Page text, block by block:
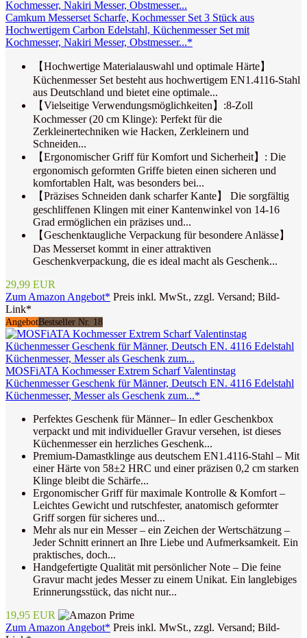
Camkum Messerset Scharfe, Kochmesser Set 3 Stück aus
Hochwertigem Carbon Edelstahl, Küchenmesser Set mit
Kochmesser, Nakiri Messer, Obstmesser...*
【Hochwertige Materialauswahl und optimale Härte】
Küchenmesser Set besteht aus hochwertigem EN1.4116-Stahl
aus Deutschland und bietet eine optimale...
【Vielseitige Verwendungsmöglichkeiten】:8-Zoll
Kochmesser (20 cm Klinge): Perfekt für die
Zerkleinertechniken wie Hacken, Zerkleinern und
Schneiden...
【Ergonomischer Griff für Komfort und Sicherheit】: Die
ergonomisch geformten Griffe bieten einen sicheren und
komfortablen Halt, was besonders bei...
【Präzises Schneiden dank scharfer Kante】 Die sorgfältig
geschliffenen Klingen mit einer Kantenwinkel von 14-16
Grad ermöglichen ein präzises und...
【Geschenktaugliche Verpackung für besondere Anlässe】
Das Messerset kommt in einer attraktiven
Geschenkverpackung, die es ideal macht als Geschenk...
29,99 EUR
Zum Amazon Angebot* Preis inkl. MwSt., zzgl. Versand; Bild-
Link*
AngebotBestseller Nr. 18
MOSFiATA Kochmesser Extrem Scharf Valentinstag
Küchenmesser Geschenk für Männer, Deutsch EN. 4116 Edelstahl
Küchenmesser, Messer als Geschenk zum...*
Perfektes Geschenk für Männer– In edler Geschenkbox
verpackt und mit individueller Gravur versehen, ist dieses
Küchenmesser ein herzliches Geschenk...
Premium-Damastklinge aus deutschem EN1.4116-Stahl – Mit
einer Härte von 58±2 HRC und einer präzisen 0,2 cm starken
Klinge bleibt die Schärfe...
Ergonomischer Griff für maximale Kontrolle & Komfort –
Leichtes Gewicht und rutschfester, anatomisch geformter
Griff sorgen für sicheres und...
Mehr als nur ein Messer – ein Zeichen der Wertschätzung –
Jeder Schnitt erinnert an Ihre Liebe und Aufmerksamkeit. Ein
praktisches, doch...
Handgefertigte Qualität mit persönlicher Note – Die feine
Gravur macht jedes Messer zu einem Unikat. Ein langlebiges
Erinnerungsstück, das nicht nur...
19,95 EUR
Zum Amazon Angebot* Preis inkl. MwSt., zzgl. Versand; Bild-